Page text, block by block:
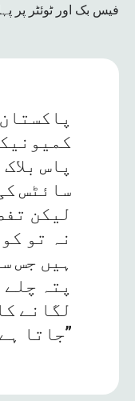
فیس بک اور ٹوئٹر پر
پاس
سائٹس
لیکن
نہ تو
ہیں جس
پتہ
لگانے
جاتا ہے”